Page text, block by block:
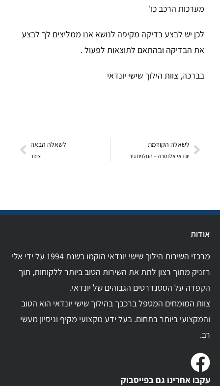
מערכות הרכב כו'
לכן יש לבצע בדיקה מקיפה לנושא אנו ממליצים לך לבצע
את הבדיקה ובהתאם לתוצאות לפעול .
בברכה, צוות הילוך שישי יונדאי
לשאלה הקודמת
יונדאי אלנטרה – החלפת גיר
לשאלה הבאה
צופר
אודות
מרכזי השירות הילוך שישי יונדאי הוקמו בשנת 1994 על ידי אלי
רזניק מתוך רצון לתת את השירות הטוב ביותר ללקוחות, תוך
הקפדה על הסטנדרטים הגבוהים של יונדאי.
צוות המומחים המטפל ברכבך בהילוך שישי יונדאי הוא הטוב
והמקצועי ביותר בתחום. בעל ידע מקצועי מקיף וניסיון מעשי
רב.
עקבו אחרינו גם בפייסבוק